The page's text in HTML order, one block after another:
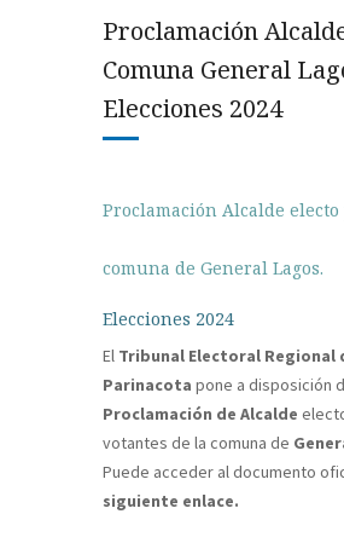
Proclamación
Comuna General
Elecciones 2024
Proclamación Alcalde
comuna de General Lagos.
Elecciones 2024
El Tribunal Electoral Regional
Parinacota pone a disposición
Proclamación de Alcalde
votantes de la comuna de
Puede acceder al documento
siguiente enlace.